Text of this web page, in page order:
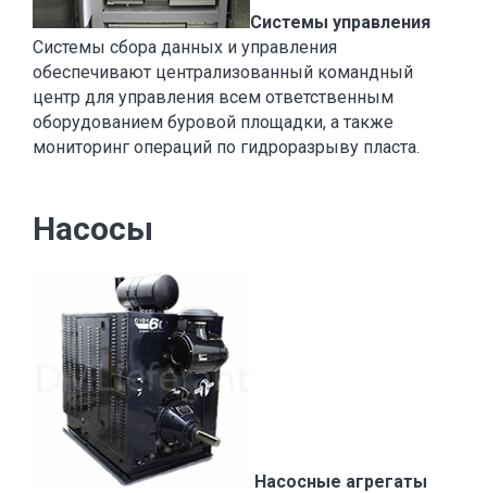
Системы управления
Системы сбора данных и управления
обеспечивают централизованный командный
центр для управления всем ответственным
оборудованием буровой площадки, а также
мониторинг операций по гидроразрыву пласта.
Насосы
Насосные агрегаты